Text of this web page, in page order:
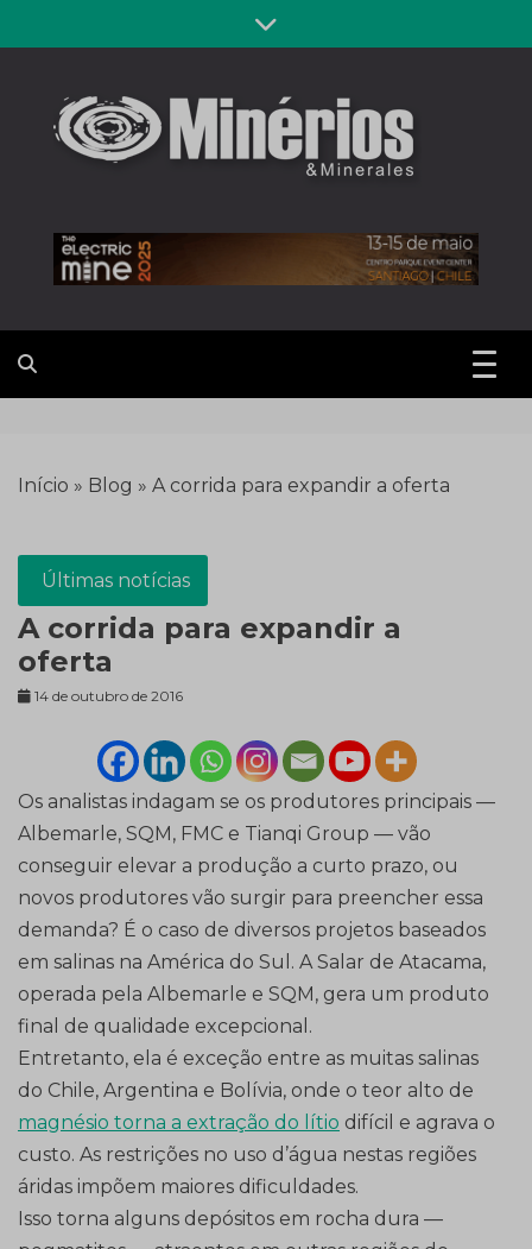
to
Revista
Minérios &
Minerales
Início » Blog » A corrida para expandir a oferta
Últimas notícias
A corrida para expandir a
oferta
14 de outubro de 2016
Os analistas indagam se os produtores principais —
Albemarle, SQM, FMC e Tianqi Group — vão
conseguir elevar a produção a curto prazo, ou
novos produtores vão surgir para preencher essa
demanda? É o caso de diversos projetos baseados
em salinas na América do Sul. A Salar de Atacama,
operada pela Albemarle e SQM, gera um produto
final de qualidade excepcional.
Entretanto, ela é exceção entre as muitas salinas
do Chile, Argentina e Bolívia, onde o teor alto de
magnésio torna a extração do lítio difícil e agrava o
custo. As restrições no uso d’água nestas regiões
áridas impõem maiores dificuldades.
Isso torna alguns depósitos em rocha dura —